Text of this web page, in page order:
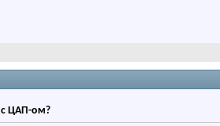
с ЦАП-ом?